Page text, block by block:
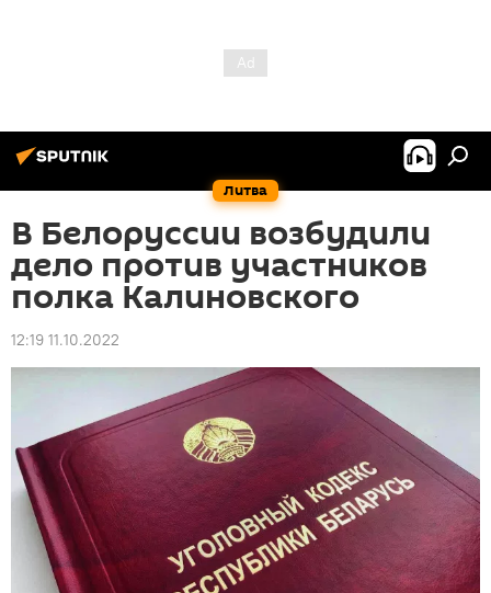
Литва
В Белоруссии возбудили
дело против участников
полка Калиновского
12:19 11.10.2022